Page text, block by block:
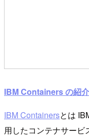
IBM Containers の紹介
IBM Containersとは
用したコンテナサービ